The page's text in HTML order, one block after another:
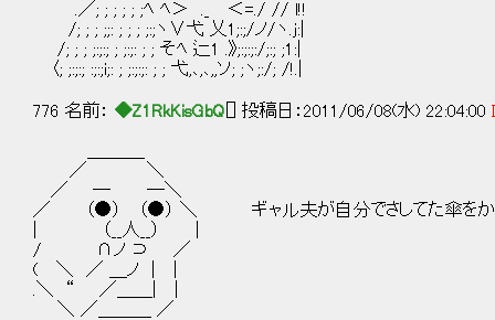
.／; ; ; ; ; ;ﾍ ﾍ＞ ._ ＜=./ // l!!
/; ; ; ;;: ; ; ; ;:;ヽ∨弋 乂1;:;/ノ/ヽ.j:|
/; ; ; ;:;:; ; ;:;: ; ; そﾍ 辷1 .》;:;:;:/;:; ;1:|
〈; ;:;:; :;:;i;: ; ;:;:;: ; ; 弋,､,､,,ソ; ;ヽ;:/; /!.|
776 名前： ◆Z1RkKisGbQ [] 投稿日：2011/06/08(水) 22:04:00
／ ＼
／ ─ ─＼
／ （●） （●） ＼ ギャル夫が自分でさしてた傘をか
| （__人__） |
/ ∩ノ ⊃ ／
( ＼ ／ ＿ノ | |
.＼ “ ／＿＿| |
＼ ／＿＿＿ ／